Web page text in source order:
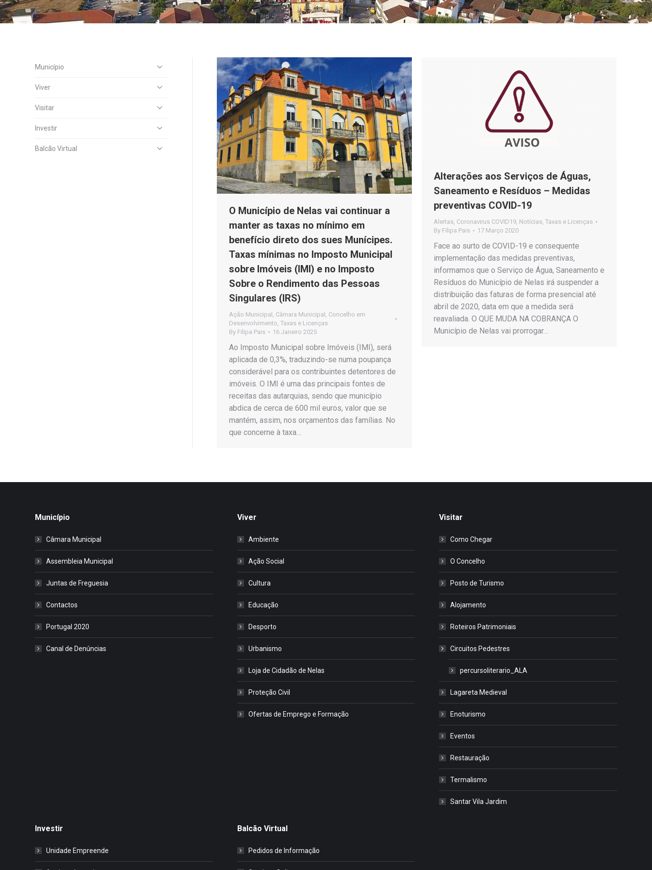
O Município de Nelas vai continuar a
manter as taxas no mínimo em
benefício direto dos sues Munícipes.
Taxas mínimas no Imposto Municipal
sobre Imóveis (IMI) e no Imposto
Sobre o Rendimento das Pessoas
Singulares (IRS)
Ação Municipal Câmara Municipal
Concelho em
Desenvolvimento Taxas e Licenças
By Filipa Pais 16 Janeiro 2025
Ao Imposto Municipal sobre Imóveis (IMI), será
aplicada de 0,3%, traduzindo-se numa poupança
considerável para os contribuintes detentores de
imóveis. O IMI é uma das principais fontes de
receitas das autarquias, sendo que município
abdica de cerca de 600 mil euros, valor que se
mantém, assim, nos orçamentos das famílias. No
que concerne à taxa…
Alterações aos Serviços de Águas,
Saneamento e Resíduos – Medidas
preventivas COVID-19
Alertas, Coronavirus COVID19, Notícias, Taxas e Licenças
By Filipa Pais 17 Março 2020
Face ao surto de COVID-19 e consequente
implementação das medidas preventivas,
informamos que o Serviço de Água, Saneamento e
Resíduos do Município de Nelas irá suspender a
distribuição das faturas de forma presencial até
abril de 2020, data em que a medida será
reavaliada. O QUE MUDA NA COBRANÇA O
Município de Nelas vai prorrogar…
Município
Viver
Visitar
Investir
Balcão Virtual
Município
Câmara Municipal
Assembleia Municipal
Juntas de Freguesia
Contactos
Portugal 2020
Canal de Denúncias
Viver
Ambiente
Ação Social
Cultura
Educação
Desporto
Urbanismo
Loja de Cidadão de Nelas
Proteção Civil
Ofertas de Emprego e Formação
Visitar
Como Chegar
O Concelho
Posto de Turismo
Alojamento
Roteiros Patrimoniais
Circuitos Pedestres
percursoliterario_ALA
Lagareta Medieval
Enoturismo
Eventos
Restauração
Termalismo
Santar Vila Jardim
Investir
Unidade Empreende
Balcão Virtual
Pedidos de Informação